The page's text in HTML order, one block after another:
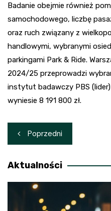
Badanie obejmie również
samochodowego, liczbę
oraz ruch związany z
handlowymi, wybranymi
parkingami Park & Ride.
2024/25 przeprowadzi
instytut badawczy PBS
wyniesie 8 191 800 zł.
Nawigacja
wpisu
Poprzedni
Aktualności